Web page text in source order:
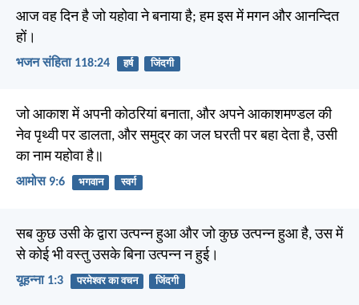
आज वह दिन है जो यहोवा ने बनाया है; हम इस में मगन और आनन्दित
हों।
भजन संहिता 118:24 हर्ष जिंदगी
जो आकाश में अपनी कोठरियां बनाता, और अपने आकाशमण्डल की
नेव पृथ्वी पर डालता, और समुद्र का जल घरती पर बहा देता है, उसी
का नाम यहोवा है॥
आमोस 9:6 भगवान स्वर्ग
सब कुछ उसी के द्वारा उत्पन्न हुआ और जो कुछ उत्पन्न हुआ है, उस में
से कोई भी वस्तु उसके बिना उत्पन्न न हुई।
यूहन्ना 1:3 परमेश्वर का वचन जिंदगी